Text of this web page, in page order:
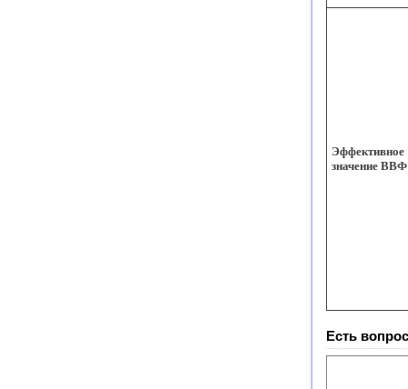
Эффективное
значение ВВФ
Есть